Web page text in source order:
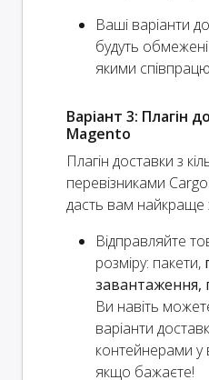
Ваші варіанти
будуть
якими
Варіант 3: Плагін
Magento
Плагін доставки з
перевізниками
дасть вам найкраще
Відправляйте
розміру: пакети,
завантаження,
Ви навіть
варіанти
контейнерами у
якщо бажаєте!